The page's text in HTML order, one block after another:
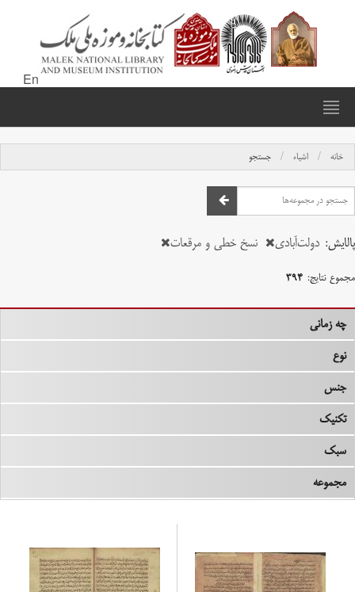
En
خانه اشیاء جستجو
پالایش: دولت‌آبادی نسخ خطی و مرقعات
مجموع نتایج: ۳۹۴
چه زمانی
نوع
جنس
تکنیک
سبک
مجموعه